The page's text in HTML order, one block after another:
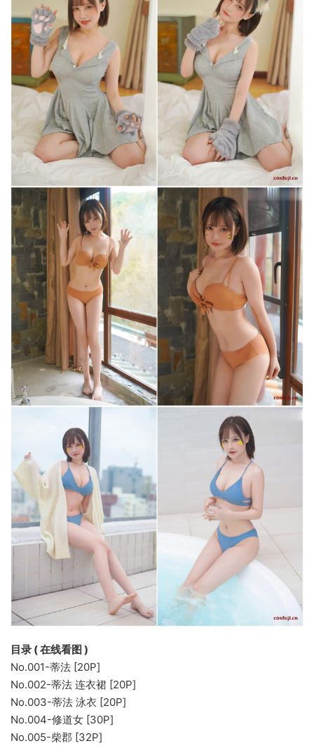
目录 ( 在线看图 )
No.001-蒂法 [20P]
No.002-蒂法 连衣裙 [20P]
No.003-蒂法 泳衣 [20P]
No.004-修道女 [30P]
No.005-柴郡 [32P]